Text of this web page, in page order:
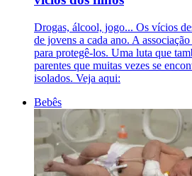
Drogas, álcool, jogo... Os vícios
de jovens a cada ano. A
para protegê-los. Uma luta que
parentes que muitas vezes se
isolados. Veja aqui:
Bebês